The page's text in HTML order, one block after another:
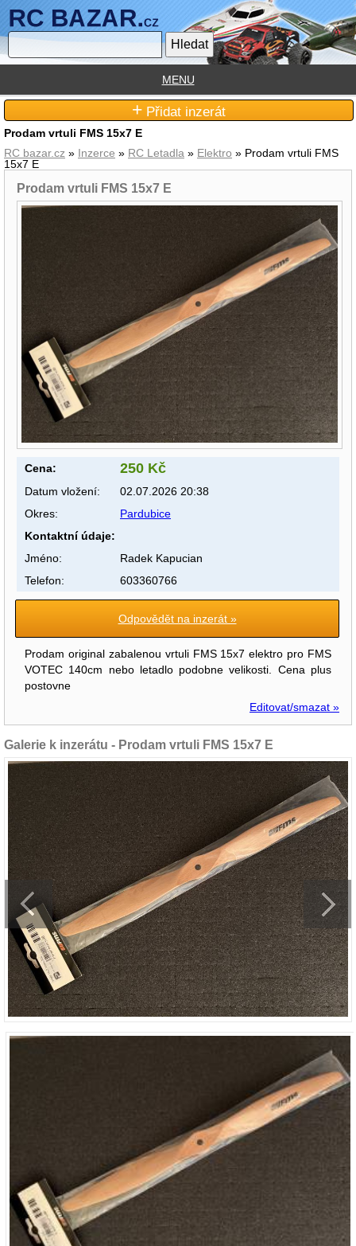
Prodam vrtuli FMS 15x7 E
Prodam vrtuli FMS 15x7 E
Cena: 250 Kč
Datum vložení:
02.07.2026 20:38
Okres:
Pardubice
Kontaktní údaje:
Jméno:
Radek Kapucian
Telefon:
603360766
Odpovědět na inzerát »
Prodam original zabalenou vrtuli FMS 15x7 elektro pro FMS
VOTEC 140cm nebo letadlo podobne velikosti. Cena plus
postovne
Editovat/smazat »
Galerie k inzerátu - Prodam vrtuli FMS 15x7 E
RC bazar.cz » Inzerce » RC Letadla » Elektro » Prodam vrtuli FMS
15x7 E
MENU
+ Přidat inzerát